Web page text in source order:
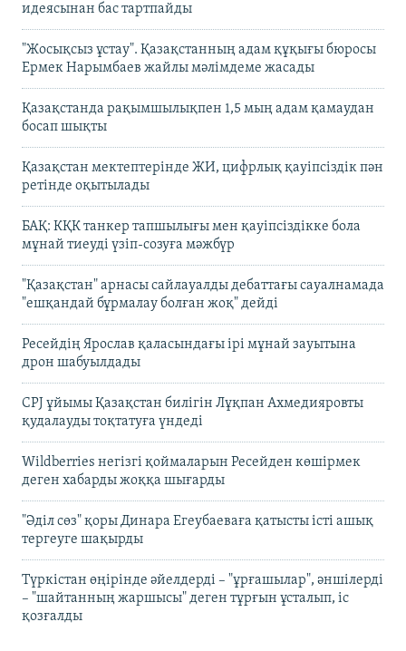
идеясынан бас тартпайды
"Жосықсыз ұстау". Қазақстанның адам құқығы бюросы
Ермек Нарымбаев жайлы мәлімдеме жасады
Қазақстанда рақымшылықпен 1,5 мың адам қамаудан
босап шықты
Қазақстан мектептерінде ЖИ, цифрлық қауіпсіздік пән
ретінде оқытылады
БАҚ: КҚК танкер тапшылығы мен қауіпсіздікке бола
мұнай тиеуді үзіп-созуға мәжбүр
"Қазақстан" арнасы сайлауалды дебаттағы сауалнамада
"ешқандай бұрмалау болған жоқ" дейді
Ресейдің Ярослав қаласындағы ірі мұнай зауытына
дрон шабуылдады
CPJ ұйымы Қазақстан билігін Лұқпан Ахмедияровты
қудалауды тоқтатуға үндеді
Wildberries негізгі қоймаларын Ресейден көшірмек
деген хабарды жоққа шығарды
"Әділ сөз" қоры Динара Егеубаеваға қатысты істі ашық
тергеуге шақырды
Түркістан өңірінде әйелдерді – "ұрғашылар", әншілерді
– "шайтанның жаршысы" деген тұрғын ұсталып, іс
қозғалды